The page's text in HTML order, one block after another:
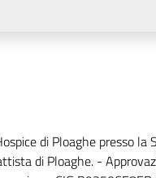
di Ploaghe presso
di Ploaghe. -